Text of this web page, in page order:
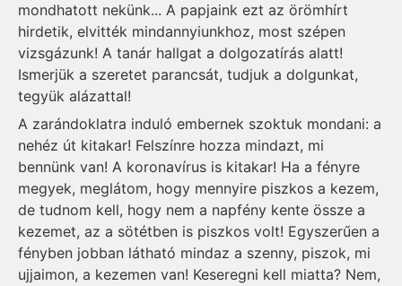
mondhatott nekünk... A papjaink ezt az örömhírt
hirdetik, elvitték mindannyiunkhoz, most szépen
vizsgázunk! A tanár hallgat a dolgozatírás alatt!
Ismerjük a szeretet parancsát, tudjuk a dolgunkat,
tegyük alázattal!
A zarándoklatra induló embernek szoktuk mondani: a
nehéz út kitakar! Felszínre hozza mindazt, mi
bennünk van! A koronavírus is kitakar! Ha a fényre
megyek, meglátom, hogy mennyire piszkos a kezem,
de tudnom kell, hogy nem a napfény kente össze a
kezemet, az a sötétben is piszkos volt! Egyszerűen a
fényben jobban látható mindaz a szenny, piszok, mi
ujjaimon, a kezemen van! Keseregni kell miatta? Nem,